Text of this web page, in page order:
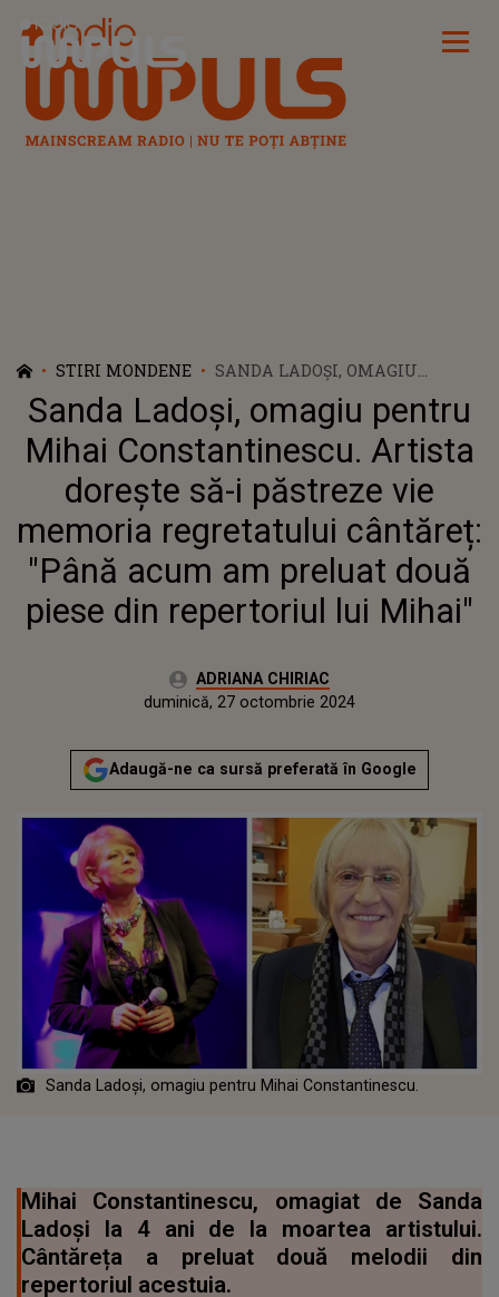
Radio Impuls
STIRI MONDENE
SANDA LADOȘI, OMAGIU
PENTRU MIHAI
CONSTANTINESCU. ARTISTA
DOREȘTE SĂ-I PĂSTREZE VIE
MEMORIA REGRETATULUI
CÂNTĂREȚ: "PÂNĂ ACUM AM
PRELUAT DOUĂ PIESE DIN
REPERTORIUL LUI MIHAI"
Sanda Ladoși, omagiu pentru
Mihai Constantinescu. Artista
dorește să-i păstreze vie
memoria regretatului cântăreț:
"Până acum am preluat două
piese din repertoriul lui Mihai"
Autor:ADRIANA CHIRIAC
vineri, 27 octombrie 2023
Actualizat:
duminică, 27 octombrie 2024
Adaugă-ne ca sursă preferată în Google
Sanda Ladoși, omagiu pentru Mihai Constantinescu.
Mihai Constantinescu, omagiat de Sanda
Ladoși la 4 ani de la moartea artistului.
Cântăreța a preluat două melodii din
repertoriul acestuia.